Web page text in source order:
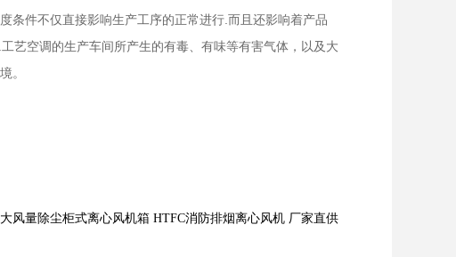
条件不仅直接影响生产工序的正常进行.而且还影响着产品
艺空调的生产车间所产生的有毒、有味等有害气体，以及大
。
风量除尘柜式离心风机箱 HTFC消防排烟离心风机 厂家直供